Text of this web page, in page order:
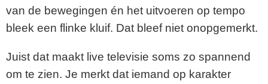
d
o
van de bewegingen én het uitvoeren op tempo
bleek een flinke kluif. Dat bleef niet onopgemerkt.
Juist dat maakt live televisie soms zo spannend
om te zien. Je merkt dat iemand op karakter